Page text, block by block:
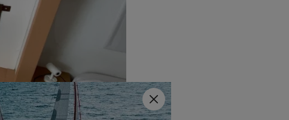
Close